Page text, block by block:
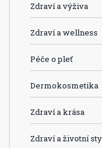
Zdraví a výživa
Zdraví a wellness
Péče o pleť
Dermokosmetika
Zdraví a krása
Zdraví a životní